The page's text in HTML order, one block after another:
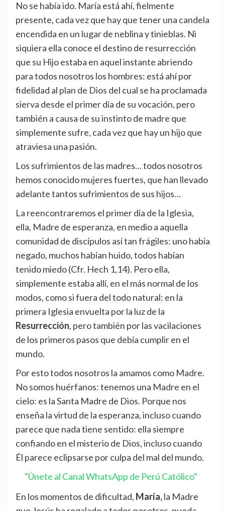
No se había ido. María está ahí, fielmente
presente, cada vez que hay que tener una candela
encendida en un lugar de neblina y tinieblas. Ni
siquiera ella conoce el destino de resurrección
que su Hijo estaba en aquel instante abriendo
para todos nosotros los hombres: está ahí por
fidelidad al plan de Dios del cual se ha proclamada
sierva desde el primer día de su vocación, pero
también a causa de su instinto de madre que
simplemente sufre, cada vez que hay un hijo que
atraviesa una pasión.
Los sufrimientos de las madres… todos nosotros
hemos conocido mujeres fuertes, que han llevado
adelante tantos sufrimientos de sus hijos…
La reencontraremos el primer día de la Iglesia,
ella, Madre de esperanza, en medio a aquella
comunidad de discípulos así tan frágiles: uno había
negado, muchos habían huido, todos habían
tenido miedo (Cfr. Hech 1,14). Pero ella,
simplemente estaba allí, en el más normal de los
modos, como si fuera del todo natural: en la
primera Iglesia envuelta por la luz de la
Resurrección, pero también por las vacilaciones
de los primeros pasos que debía cumplir en el
mundo.
Por esto todos nosotros la amamos como Madre.
No somos huérfanos: tenemos una Madre en el
cielo: es la Santa Madre de Dios. Porque nos
enseña la virtud de la esperanza, incluso cuando
parece que nada tiene sentido: ella siempre
confiando en el misterio de Dios, incluso cuando
Él parece eclipsarse por culpa del mal del mundo.
"Únete al Canal WhatsApp de Perú Católico"
En los momentos de dificultad, María,la Madre